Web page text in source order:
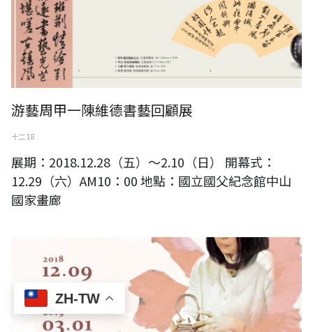
ZH-TW
游藝周甲一陳維德書藝回顧展
十二 18
展期：2018.12.28（五）～2.10（日） 開幕式：
12.29（六）AM10：00 地點：國立國父紀念館中山
國家畫廊